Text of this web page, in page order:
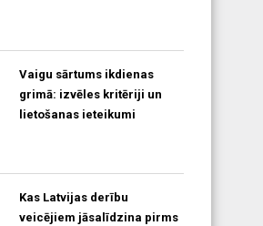
Vaigu sārtums ikdienas
grimā: izvēles kritēriji un
lietošanas ieteikumi
Kas Latvijas derību
veicējiem jāsalīdzina pirms